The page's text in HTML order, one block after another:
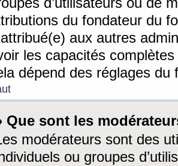
du fondateur du
aux autres
les capacités
dépend des réglages du
Que sont les
modérateurs sont des
ou groupes